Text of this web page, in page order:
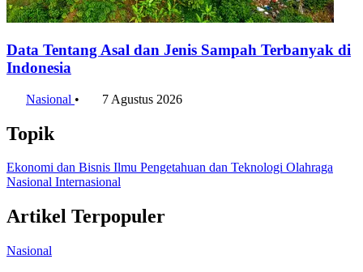
Data Tentang Asal dan Jenis Sampah Terbanyak di
Indonesia
Nasional • 7 Agustus 2026
Topik
Ekonomi dan Bisnis Ilmu Pengetahuan dan Teknologi Olahraga
Nasional Internasional
Artikel Terpopuler
Nasional